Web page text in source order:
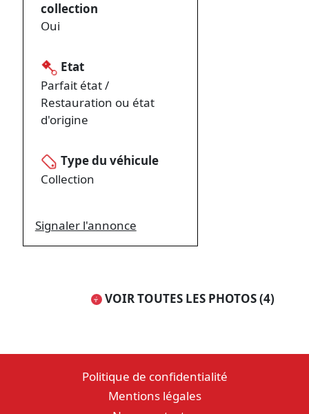
VOIR TOUTES LES PHOTOS (4)
collection
Oui
Etat
Parfait état /
Restauration ou état
d'origine
Type du véhicule
Collection
Signaler l'annonce
Politique de confidentialité
Mentions légales